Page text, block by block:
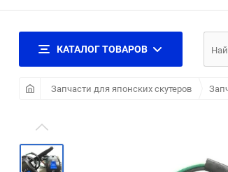
КАТАЛОГ ТОВАРОВ
Запчасти для японских скутеров